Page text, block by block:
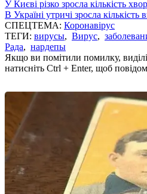
У Києві різко зросла кількість
В Україні утричі зросла
СПЕЦТЕМА: Коронавірус
ТЕГИ: вирусы, Вирус,
Рада, нардепы
Якщо ви помітили помилку,
натисніть Ctrl + Enter, щоб